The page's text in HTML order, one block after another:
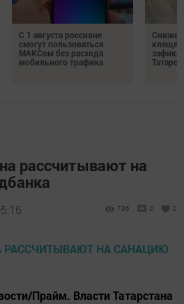
С 1 августа россияне
смогут пользоваться
МАКСом без расхода
мобильного трафика
клещей
рассчитывают на
736 0 0
Прайм. Власти Татарстана